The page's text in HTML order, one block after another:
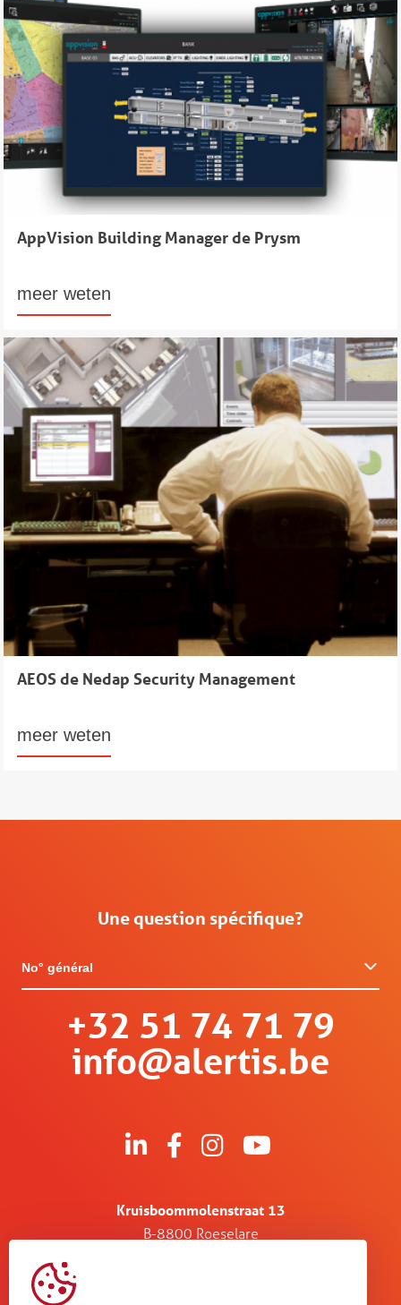
AppVision Building Manager de Prysm
meer weten
AEOS de Nedap Security Management
meer weten
Une question spécifique?
No° général
+32 51 74 71 79
info@alertis.be
Kruisboommolenstraat 13
B-8800 Roeselare